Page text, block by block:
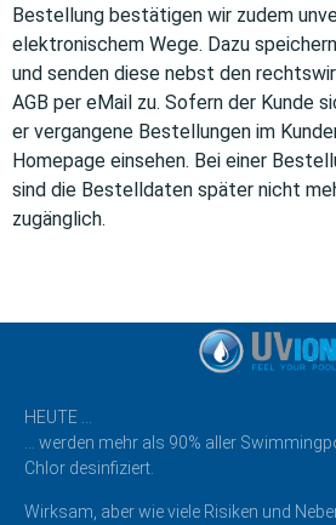
Bestellung bestätigen wir zudem
elektronischem Wege. Dazu
und senden diese nebst den
AGB per eMail zu. Sofern der Kunde
er vergangene Bestellungen im
Homepage einsehen. Bei einer
sind die Bestelldaten später nicht
zugänglich.
HEUTE …
… werden mehr als 90% aller
Chlor desinfiziert.
Wirksam, aber wie viele Risiken und